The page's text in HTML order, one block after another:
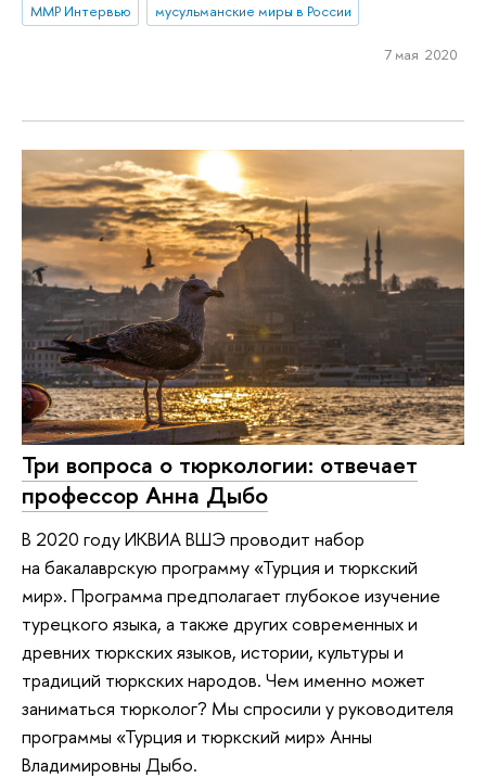
ММР Интервью мусульманские миры в России
7 мая 2020
Три вопроса о тюркологии: отвечает
профессор Анна Дыбо
В 2020 году ИКВИА ВШЭ проводит набор
на бакалаврскую программу «Турция и тюркский
мир». Программа предполагает глубокое изучение
турецкого языка, а также других современных и
древних тюркских языков, истории, культуры и
традиций тюркских народов. Чем именно может
заниматься тюрколог? Мы спросили у руководителя
программы «Турция и тюркский мир» Анны
Владимировны Дыбо.